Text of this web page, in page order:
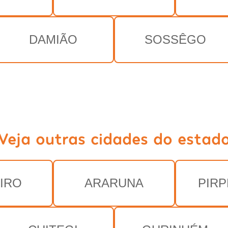
DAMIÃO SOSSÊGO
outras cidades do
ARARUNA